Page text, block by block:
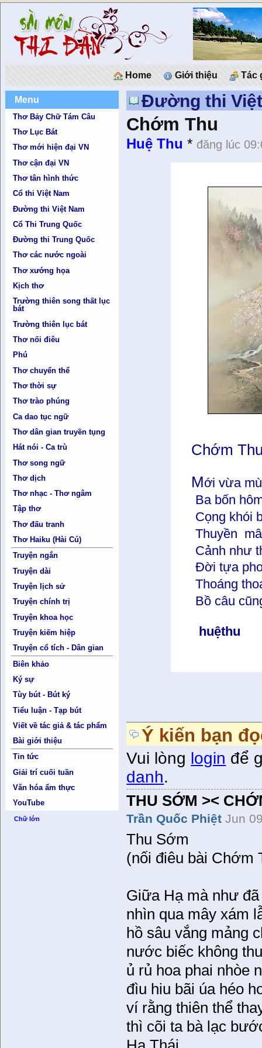
Home Giới thiệu Tác
Menu
Thơ Bảy Chữ Tám Câu
Thơ Lục Bát
Thơ mới hiện đại VN
Thơ cận đại VN
Thơ tân hình thức
Cổ thi Việt Nam
Đường thi Việt Nam
Cổ Thi Trung Quốc
Đường thi Trung Quốc
Thơ các nước ngoài
Thơ xướng họa
Kịch thơ
Trường thiên song thất lục
bát
Trường thiên lục bát
Thơ nối điêu
Phú
Thơ chuyển thể
Thơ thời sự
Thơ trào phúng
Ca dao tục ngữ
Thơ dân gian truyền tụng
Hát nói - Ca trù
Thơ song ngữ
Thơ dịch
Thơ nhạc - Thơ ngâm
Tập thơ
Thơ đấu tranh
Thơ Haiku (Hài Cú)
Truyện ngắn
Truyện dài
Truyện lịch sử
Truyện chính trị
Truyện khoa học
Truyện kiếm hiệp
Truyện cổ tích - Dân gian
Biên khảo
Ký sự
Tùy bút - Bút ký
Tiểu luận - Tạp bút
Viết về tác giả & tác phẩm
Bài giới thiệu
Tin tức
Giải trí cuối tuần
Văn hóa ẩm thực
YouTube
Chữ lớn
Đường thi
Chớm Thu
Huệ Thu * đăng lúc
Chớm
Mới vừa
Ba bốn hôm
Cọng khói
Thuyền mây
Cảnh như
Đời tựa
Thoáng
Bồ câu cũng
huệthu
Ý kiến bạn
Vui lòng login để
danh.
THU SỚM ><
Trần Quốc Phiệt Jun
Thu Sớm
(nối điêu bài Chớm
Giữa Hạ mà như
nhìn qua mây xám
hồ sâu vắng mảng
nước biếc không
ủ rủ hoa phai nhòe
đìu hiu bãi úa héo
ví rằng thiên thể
thì cõi ta bà lạc